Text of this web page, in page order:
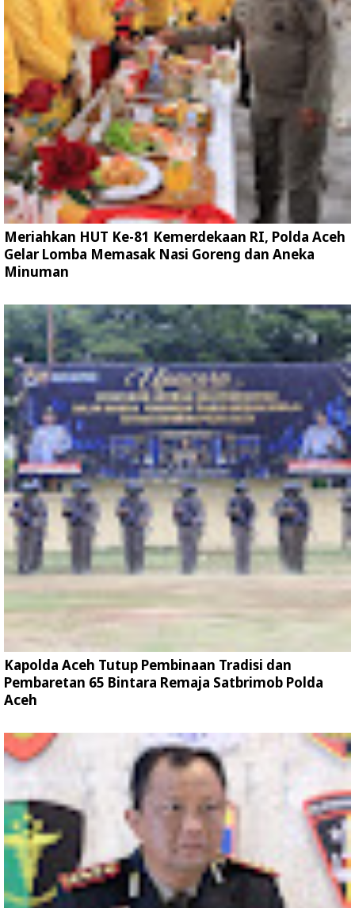
Meriahkan HUT Ke-81 Kemerdekaan RI, Polda Aceh
Gelar Lomba Memasak Nasi Goreng dan Aneka
Minuman
Kapolda Aceh Tutup Pembinaan Tradisi dan
Pembaretan 65 Bintara Remaja Satbrimob Polda
Aceh